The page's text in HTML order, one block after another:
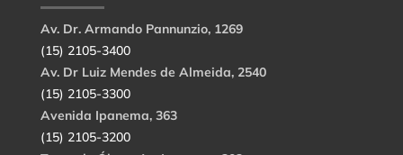
Av. Dr. Armando Pannunzio, 1269
(15) 2105-3400
Av. Dr Luiz Mendes de Almeida, 2540
(15) 2105-3300
Avenida Ipanema, 363
(15) 2105-3200